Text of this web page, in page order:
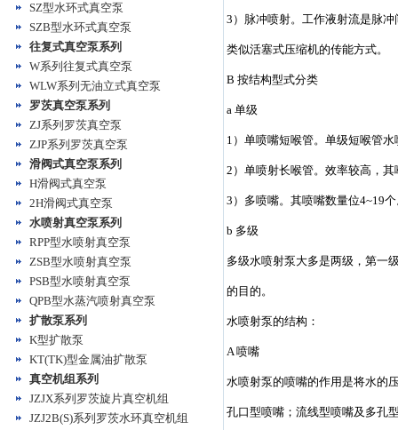
SZ型水环式真空泵
SZB型水环式真空泵
往复式真空泵系列
W系列往复式真空泵
WLW系列无油立式真空泵
罗茨真空泵系列
ZJ系列罗茨真空泵
ZJP系列罗茨真空泵
滑阀式真空泵系列
H滑阀式真空泵
2H滑阀式真空泵
水喷射真空泵系列
RPP型水喷射真空泵
ZSB型水喷射真空泵
PSB型水喷射真空泵
QPB型水蒸汽喷射真空泵
扩散泵系列
K型扩散泵
KT(TK)型金属油扩散泵
真空机组系列
JZJX系列罗茨旋片真空机组
JZJ2B(S)系列罗茨水环真空机组
3）脉冲喷射。工作液射流是脉
类似活塞式压缩机的传能方式。
B 按结构型式分类
a 单级
1）单喷嘴短喉管。单级短喉管
2）单喷射长喉管。效率较高，
3）多喷嘴。其喷嘴数量位4~19
b 多级
多级水喷射泵大多是两级，第一
的目的。
水喷射泵的结构：
A 喷嘴
水喷射泵的喷嘴的作用是将水的
孔口型喷嘴；流线型喷嘴及多孔